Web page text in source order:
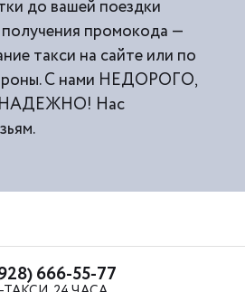
до вашей поездки
промокода —
такси на сайте или по
С нами НЕДОРОГО,
Нас
666-55-77